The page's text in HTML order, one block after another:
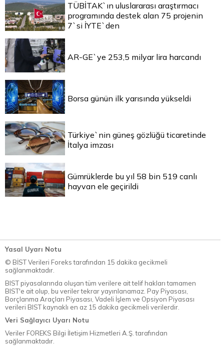
TÜBİTAK`ın uluslararası araştırmacı
programında destek alan 75 projenin
7`si İYTE`den
AR-GE`ye 253,5 milyar lira harcandı
Borsa günün ilk yarısında yükseldi
Türkiye`nin güneş gözlüğü ticaretinde
İtalya imzası
Gümrüklerde bu yıl 58 bin 519 canlı
hayvan ele geçirildi
Yasal Uyarı Notu
© BİST Verileri Foreks tarafından 15 dakika gecikmeli
sağlanmaktadır.
BIST piyasalarında oluşan tüm verilere ait telif hakları tamamen
BIST'e ait olup, bu veriler tekrar yayınlanamaz. Pay Piyasası,
Borçlanma Araçları Piyasası, Vadeli İşlem ve Opsiyon Piyasası
verileri BIST kaynaklı en az 15 dakika gecikmeli verilerdir.
Veri Sağlayıcı Uyarı Notu
Veriler FOREKS Bilgi İletişim Hizmetleri A.Ş. tarafından
sağlanmaktadır.